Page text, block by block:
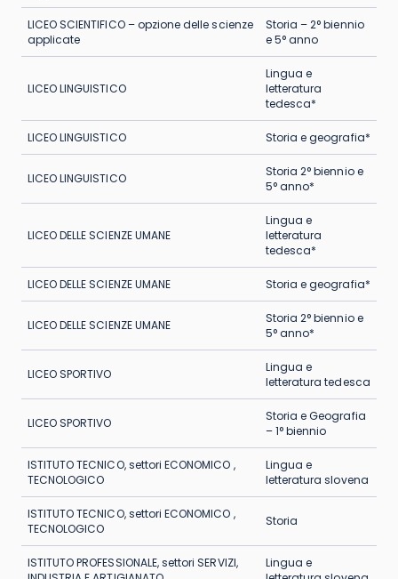
LICEO SCIENTIFICO – opzione delle scienze
applicate
Storia – 2° biennio
e 5° anno
LICEO LINGUISTICO
Lingua e
letteratura
tedesca*
LICEO LINGUISTICO Storia e geografia*
LICEO LINGUISTICO
Storia 2° biennio e
5° anno*
LICEO DELLE SCIENZE UMANE
Lingua e
letteratura
tedesca*
LICEO DELLE SCIENZE UMANE Storia e geografia*
LICEO DELLE SCIENZE UMANE
Storia 2° biennio e
5° anno*
LICEO SPORTIVO
Lingua e
letteratura tedesca
LICEO SPORTIVO
Storia e Geografia
– 1° biennio
ISTITUTO TECNICO, settori ECONOMICO ,
TECNOLOGICO
Lingua e
letteratura slovena
ISTITUTO TECNICO, settori ECONOMICO ,
TECNOLOGICO
Storia
ISTITUTO PROFESSIONALE, settori SERVIZI,
Lingua e